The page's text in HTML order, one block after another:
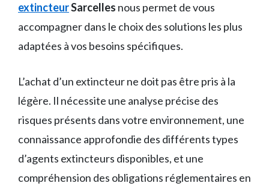
extincteurSarcelles nous permet de vous
accompagner dans le choix des solutions les plus
adaptées à vos besoins spécifiques.
L’achat d’un extincteur ne doit pas être pris à la
légère. Il nécessite une analyse précise des
risques présents dans votre environnement, une
connaissance approfondie des différents types
d’agents extincteurs disponibles, et une
compréhension des obligations réglementaires en